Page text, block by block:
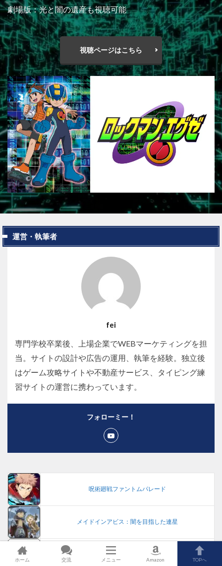
劇場版：光と闇の遺産も視聴可能
視聴ページはこちら
運営・執筆者
fei
専門学校卒業後、上場企業でWEBマーケティングを担
当。サイトの設計や広告の運用、執筆を経験。独立後
はゲーム攻略サイトや不動産サービス、タイピング練
習サイトの運営に携わっています。
フォローミー！
呪術廻戦ファントムパレード
メイドインアビス：闇を目指した連星
ロックマンエグゼ：アドコレ
ホーム 交流 メニュー Amazon TOPへ